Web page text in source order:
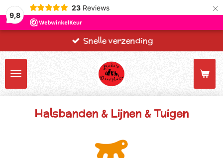
9,8
23 Reviews ×
Snelle verzending
Halsbanden & Lijnen & Tuigen